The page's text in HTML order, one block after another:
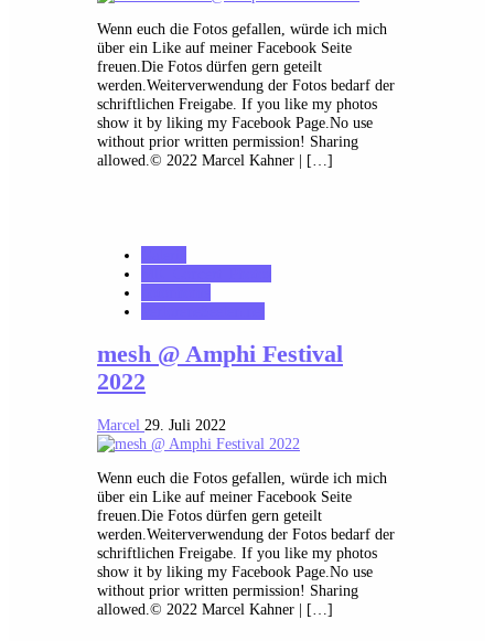
Wenn euch die Fotos gefallen, würde ich mich
über ein Like auf meiner Facebook Seite
freuen.Die Fotos dürfen gern geteilt
werden.Weiterverwendung der Fotos bedarf der
schriftlichen Freigabe. If you like my photos
show it by liking my Facebook Page.No use
without prior written permission! Sharing
allowed.© 2022 Marcel Kahner | […]
mesh @ Amphi Festival
2022
Marcel 29. Juli 2022
Wenn euch die Fotos gefallen, würde ich mich
über ein Like auf meiner Facebook Seite
freuen.Die Fotos dürfen gern geteilt
werden.Weiterverwendung der Fotos bedarf der
schriftlichen Freigabe. If you like my photos
show it by liking my Facebook Page.No use
without prior written permission! Sharing
allowed.© 2022 Marcel Kahner | […]